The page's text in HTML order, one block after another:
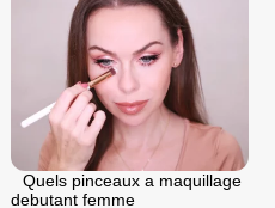
Quels pinceaux a maquillage
debutant femme